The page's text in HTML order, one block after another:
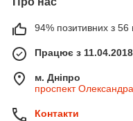
94% позитивних з 56
Працює з 11.04.2018
м. Дніпро
проспект
Контакти